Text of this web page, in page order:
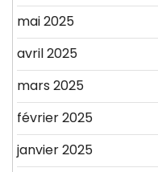
mai 2025
avril 2025
mars 2025
février 2025
janvier 2025